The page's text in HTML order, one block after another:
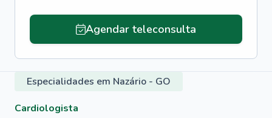
Agendar teleconsulta
Especialidades em Nazário - GO
Cardiologista